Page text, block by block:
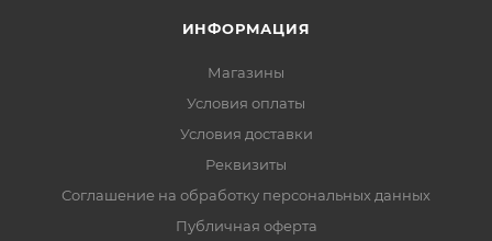
ИНФОРМАЦИЯ
Магазины
Условия оплаты
Условия доставки
Реквизиты
Соглашение на обработку персональных данных
Публичная оферта